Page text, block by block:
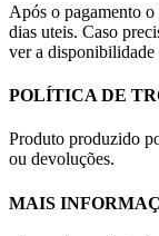
Após o pagamento
dias uteis. Caso
ver a disponibilidade
POLÍTICA DE
Produto produzido
ou devoluções.
MAIS